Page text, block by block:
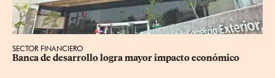
SECTOR FINANCIERO
Banca de desarrollo logra mayor impacto económico